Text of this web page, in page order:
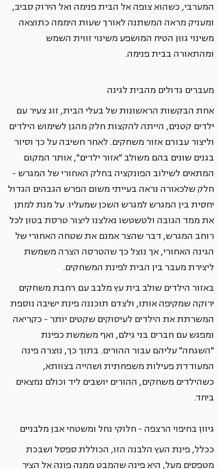
המערבי, כשהוא צופה אל הבית פנימה ואל הירוק סביב,
ומעניק מראה המשתנה לאורך שעות היממה כתוצאה
משינוי גוון הטיח המושפע משינוי זווית השמש
ומהתאורה בבית פנימה.
מעברים גדולים מהבית לגינה
אחת הבקשות הראשונות של בעלי הבית, זוג צעיר עם
ילדים קטנים, הייתה להקצות חלק מהגן לשימוש הילדים
וליצור עבורם אזור משחקים. לאחר חשיבה על כך וסיור
בגנים שונים בהם משולב "אזור ילדים", אותר המקום
המתאים לשילוב הפונקציה בחלק האחורי של המגרש -
חלק שלכאורה נראה בעייתי משום הפרש הגבהים הגדול
יחסית בין המגרש למגרש השכן שמעליו. על מנת למתן
את ממד הגובה ולטשטשו נאלצנו ליצור טרסת בטון לכל
רוחב המגרש, דבר שהצר אמנם את שטחה האחורי של
הגינה האחורי, אך נוצל כך שהטרסה הצרה משמשת
ליצירת מעבר בין הבית לפינת המשחקים.
באזור הילדים שולב בית עץ מלבב עם רחבת משחקים
ירוקה שמקיפה אותו, ולצדם תוכננה פינת ישיבה נוספת
המשרתת את הילדים לעיסוקים שקטים יותר - כקריאה
ומפגש עם חברים בני גילם, ואף משמשת כפינת
"השגחה" עליהם עבור ההורים. בתוך כך, נוצרה פינה
המעודדת פעילות משפחתית ושהייה בצוותא,
כשהילדים משחקים, ההורים יושבים ליד וכולם נמצאים
ביחד.
גיוון בחיפוי הרצפה - חלוקי נחל ומשטחי אבן מלבניים
ככלל, פינת העץ הלבנה הזו, הכוללת ספסל ושבכת
מטפסים מעל, היא פינה שהמבט ממנה פונה אל הציר